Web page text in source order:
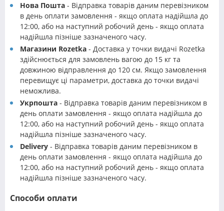
Нова Пошта - Відправка товарів даним перевізником
в день оплати замовлення - якщо оплата надійшла до
12:00, або на наступний робочий день - якщо оплата
надійшла пізніше зазначеного часу.
Магазини Rozetka - Доставка у точки видачі Rozetka
здійснюється для замовлень вагою до 15 кг та
довжиною відправлення до 120 см. Якщо замовлення
перевищує ці параметри, доставка до точки видачі
неможлива.
Укрпошта - Відправка товарів даним перевізником в
день оплати замовлення - якщо оплата надійшла до
12:00, або на наступний робочий день - якщо оплата
надійшла пізніше зазначеного часу.
Delivery - Відправка товарів даним перевізником в
день оплати замовлення - якщо оплата надійшла до
12:00, або на наступний робочий день - якщо оплата
надійшла пізніше зазначеного часу.
Способи оплати